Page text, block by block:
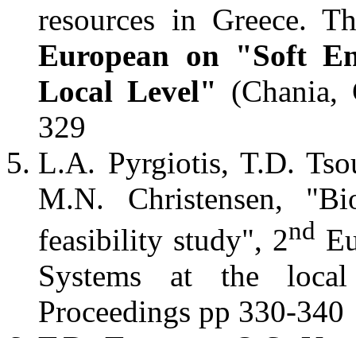
resources in Greece.
European on "Soft
Local Level" (Chania,
329
L.A. Pyrgiotis, T.D.
M.N. Christensen,
feasibility study", 2nd
Systems at the
Proceedings pp 330-340